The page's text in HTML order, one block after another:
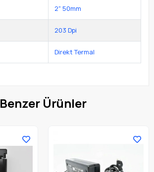
2" 50mm
203 Dpi
Direkt Termal
Benzer Ürünler